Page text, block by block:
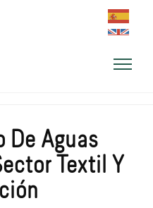
De Aguas
Textil Y